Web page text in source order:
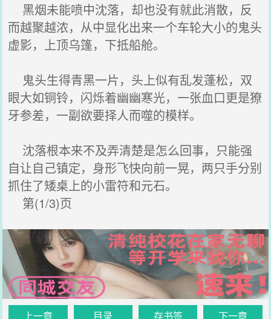
黑烟未能喷中沈落，却也没有就此消散，反
而越聚越浓，从中显化出来一个车轮大小的鬼头
虚影，上顶乌篷，下抵船舱。
鬼头生得青黑一片，头上似有乱发蓬松，双
眼大如铜铃，闪烁着幽幽寒光，一张血口更是獠
牙参差，一副欲要择人而噬的模样。
沈落根本来不及弄清楚是怎么回事，只能强
自让自己镇定，身形飞快向前一晃，两只手分别
抓住了矮桌上的小雷符和元石。
第(1/3)页
上一章 目录 存书签 下一章